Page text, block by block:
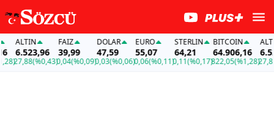
ALTIN
6.523,96
27,88(%0,43)
FAİZ
39,99
0,04(%0,09)
DOLAR
47,59
0,03(%0,06)
EURO
55,07
0,06(%0,11)
STERLIN
64,21
0,11(%0,17)
BITCOIN
64.906,16
822,05(%1,28)
ALTIN
27,88